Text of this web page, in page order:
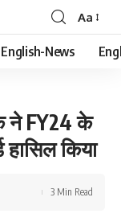
Font
Resizer
Aa
English-News
ने FY24 के
हासिल किया
3 Min Read